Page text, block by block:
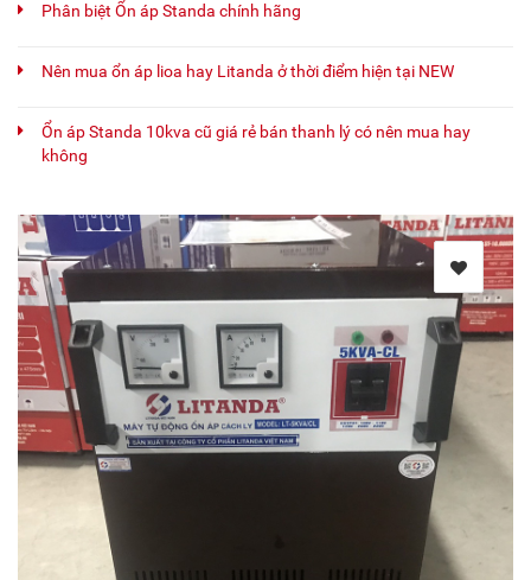
Phân biệt Ổn áp Standa chính hãng
Nên mua ổn áp lioa hay Litanda ở thời điểm hiện tại NEW
Ổn áp Standa 10kva cũ giá rẻ bán thanh lý có nên mua hay
không